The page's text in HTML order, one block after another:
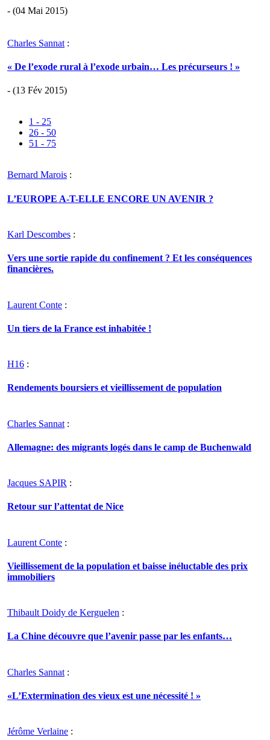
- (04 Mai 2015)
Charles Sannat :
« De l’exode rural à l’exode urbain… Les précurseurs ! »
- (13 Fév 2015)
1 - 25
26 - 50
51 - 75
Bernard Marois :
L’EUROPE A-T-ELLE ENCORE UN AVENIR ?
Karl Descombes :
Vers une sortie rapide du confinement ? Et les conséquences
financières.
Laurent Conte :
Un tiers de la France est inhabitée !
H16 :
Rendements boursiers et vieillissement de population
Charles Sannat :
Allemagne: des migrants logés dans le camp de Buchenwald
Jacques SAPIR :
Retour sur l’attentat de Nice
Laurent Conte :
Vieillissement de la population et baisse inéluctable des prix
immobiliers
Thibault Doidy de Kerguelen :
La Chine découvre que l’avenir passe par les enfants…
Charles Sannat :
«L’Extermination des vieux est une nécessité ! »
Jérôme Verlaine :